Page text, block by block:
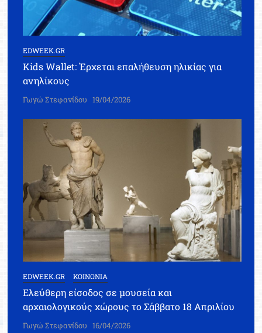
EDWEEK.GR
Kids Wallet: Έρχεται επαλήθευση ηλικίας για
ανηλίκους
Γωγώ Στεφανίδου 19/04/2026
EDWEEK.GR ΚΟΙΝΩΝΙΑ
Ελεύθερη είσοδος σε μουσεία και
αρχαιολογικούς χώρους το Σάββατο 18 Απριλίου
Γωγώ Στεφανίδου 16/04/2026